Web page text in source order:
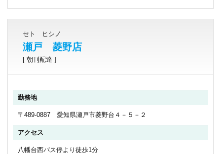
セト ヒシノ
瀬戸 菱野店
[ 朝刊配達 ]
勤務地
〒489-0887 愛知県瀬戸市菱野台４－５－２
アクセス
八幡台西バス停より徒歩1分